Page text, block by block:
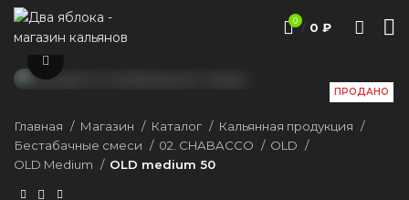
0 / 0 ₽
ПРОДАНО
Главная Магазин Каталог
Кальянная продукция
Бестабачные смеси
02. CHABACCO
OLD
OLD Medium
OLD medium 50